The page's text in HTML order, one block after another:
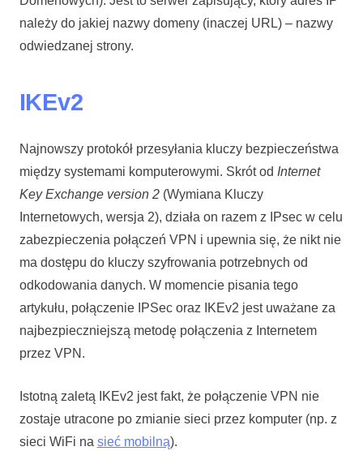
należy do jakiej nazwy domeny (inaczej URL) – nazwy
odwiedzanej strony.
IKEv2
Najnowszy protokół przesyłania kluczy bezpieczeństwa
między systemami komputerowymi. Skrót od Internet
Key Exchange version 2(Wymiana Kluczy
Internetowych, wersja 2), działa on razem z IPsec w celu
zabezpieczenia połączeń VPN i upewnia się, że nikt nie
ma dostępu do kluczy szyfrowania potrzebnych od
odkodowania danych. W momencie pisania tego
artykułu, połączenie IPSec oraz IKEv2 jest uważane za
najbezpieczniejszą metodę połączenia z Internetem
przez VPN.
Istotną zaletą IKEv2 jest fakt, że połączenie VPN nie
zostaje utracone po zmianie sieci przez komputer (np. z
sieci WiFi na sieć mobilną).